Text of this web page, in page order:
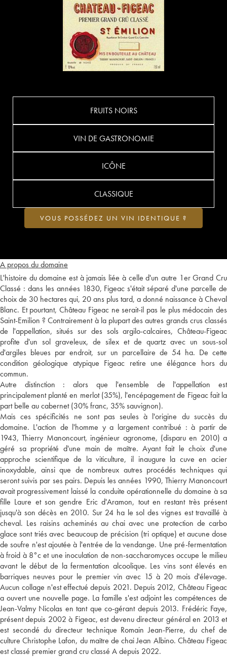
A propos du domaine
L'histoire du domaine est à jamais liée à celle d'un autre 1er Grand Cru
Classé : dans les années 1830, Figeac s'était séparé d'une parcelle de
choix de 30 hectares qui, 20 ans plus tard, a donné naissance à Cheval
Blanc. Et pourtant, Château Figeac ne serait-il pas le plus médocain des
Saint-Emilion ? Contrairement à la plupart des autres grands crus classés
de l'appellation, situés sur des sols argilo-calcaires, Château-Figeac
profite d'un sol graveleux, de silex et de quartz avec un sous-sol
d'argiles bleues par endroit, sur un parcellaire de 54 ha. De cette
condition géologique atypique Figeac retire une élégance hors du
commun.
Autre distinction : alors que l'ensemble de l'appellation est
principalement planté en merlot (35%), l'encépagement de Figeac fait la
part belle au cabernet (30% franc, 35% sauvignon).
Mais ces spécificités ne sont pas seules à l'origine du succès du
domaine. L'action de l'homme y a largement contribué : à partir de
1943, Thierry Manoncourt, ingénieur agronome, (disparu en 2010) a
géré sa propriété d'une main de maître. Ayant fait le choix d'une
approche scientifique de la viticulture, il inaugure la cuve en acier
inoxydable, ainsi que de nombreux autres procédés techniques qui
seront suivis par ses pairs. Depuis les années 1990, Thierry Manoncourt
avait progressivement laissé la conduite opérationnelle du domaine à sa
fille Laure et son gendre Eric d'Aramon, tout en restant très présent
jusqu'à son décès en 2010. Sur 24 ha le sol des vignes est travaillé à
cheval. Les raisins acheminés au chai avec une protection de carbo
glace sont triés avec beaucoup de précision (tri optique) et aucune dose
de soufre n'est ajoutée à l'entrée de la vendange. Une pré-fermentation
à froid à 8°c et une inoculation de non-saccharomyces occupe le milieu
avant le début de la fermentation alcoolique. Les vins sont élevés en
barriques neuves pour le premier vin avec 15 à 20 mois d'élevage.
Aucun collage n'est effectué depuis 2021. Depuis 2012, Château Figeac
a ouvert une nouvelle page. La famille s'est adjoint les compétences de
Jean-Valmy Nicolas en tant que co-gérant depuis 2013. Frédéric Faye,
présent depuis 2002 à Figeac, est devenu directeur général en 2013 et
est secondé du directeur technique Romain Jean-Pierre, du chef de
culture Christophe Lafon, du maître de chai Jean Albino. Château Figeac
est classé premier grand cru classé A depuis 2022.
FRUITS NOIRS
VIN DE GASTRONOMIE
ICÔNE
CLASSIQUE
VOUS POSSÉDEZ UN VIN IDENTIQUE ?